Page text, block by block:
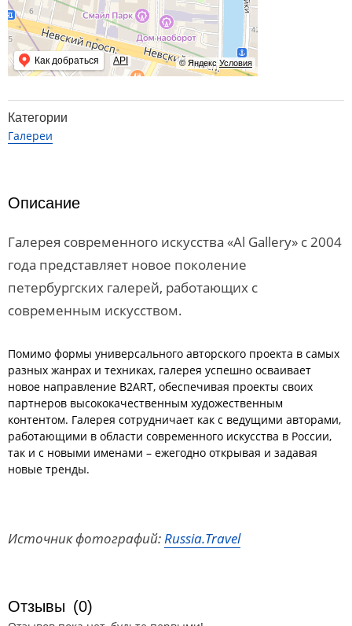
© Яндекс Условия
Как добраться API
Категории
Галереи
Описание
Галерея современного искусства «Al Gallery» c 2004
года представляет новое поколение
петербургских галерей, работающих с
современным искусством.
Помимо формы универсального авторского проекта в самых
разных жанрах и техниках, галерея успешно осваивает
новое направление B2ART, обеспечивая проекты своих
партнеров высококачественным художественным
контентом. Галерея сотрудничает как с ведущими авторами,
работающими в области современного искусства в России,
так и с новыми именами – ежегодно открывая и задавая
новые тренды.
Источник фотографий:Russia.Travel
Отзывы (0)